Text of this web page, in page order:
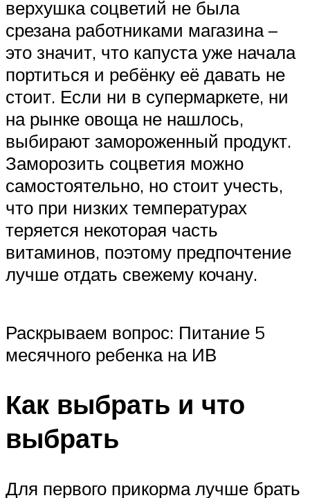
верхушка соцветий не была
срезана работниками магазина –
это значит, что капуста уже начала
портиться и ребёнку её давать не
стоит. Если ни в супермаркете, ни
на рынке овоща не нашлось,
выбирают замороженный продукт.
Заморозить соцветия можно
самостоятельно, но стоит учесть,
что при низких температурах
теряется некоторая часть
витаминов, поэтому предпочтение
лучше отдать свежему кочану.
Раскрываем вопрос: Питание 5
месячного ребенка на ИВ
Как выбрать и что
выбрать
Для первого прикорма лучше брать